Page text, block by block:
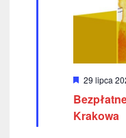
W
r
ó
ż
29 lipca
Krakowa